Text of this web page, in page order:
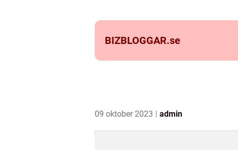
BIZBLOGGAR.se
09 oktober 2023 admin